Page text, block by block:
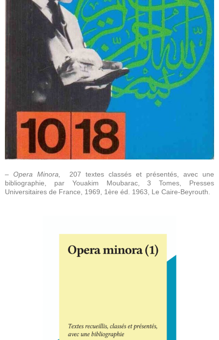
– Opera Minora,
207 textes classés et présentés, avec une
bibliographie, par Youakim Moubarac, 3 Tomes, Presses
Universitaires de France, 1969, 1ère éd. 1963, Le Caire-Beyrouth.